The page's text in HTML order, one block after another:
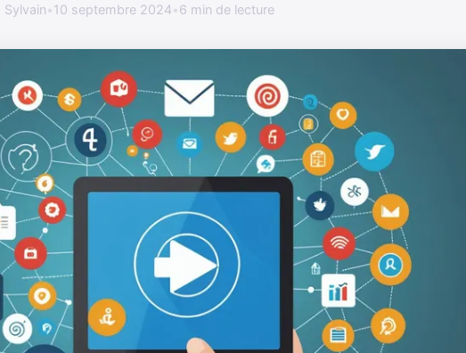
Sylvain•10 septembre 2024•6 min de lecture